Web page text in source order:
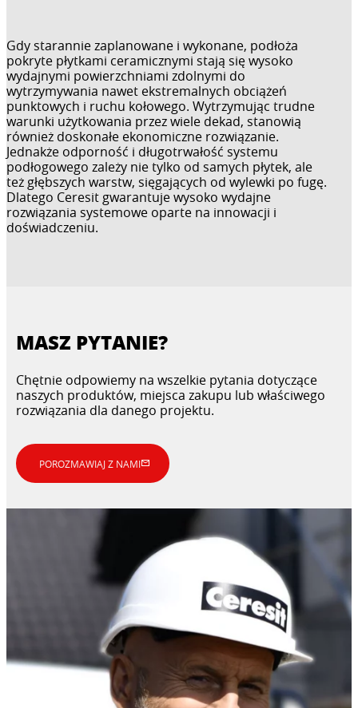
Gdy starannie zaplanowane i wykonane, podłoża
pokryte płytkami ceramicznymi stają się wysoko
wydajnymi powierzchniami zdolnymi do
wytrzymywania nawet ekstremalnych obciążeń
punktowych i ruchu kołowego. Wytrzymując trudne
warunki użytkowania przez wiele dekad, stanowią
również doskonałe ekonomiczne rozwiązanie.
Jednakże odporność i długotrwałość systemu
podłogowego zależy nie tylko od samych płytek, ale
też głębszych warstw, sięgających od wylewki po fugę.
Dlatego Ceresit gwarantuje wysoko wydajne
rozwiązania systemowe oparte na innowacji i
doświadczeniu.
MASZ PYTANIE?
Chętnie odpowiemy na wszelkie pytania dotyczące
naszych produktów, miejsca zakupu lub właściwego
rozwiązania dla danego projektu.
POROZMAWIAJ Z NAMI